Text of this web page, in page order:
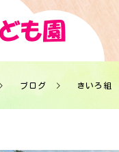
ブログ きいろ組